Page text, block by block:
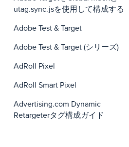
utag.sync.jsを使用して構成する
Adobe Test & Target
Adobe Test & Target (シリーズ)
AdRoll Pixel
AdRoll Smart Pixel
Advertising.com Dynamic
Retargeterタグ構成ガイド